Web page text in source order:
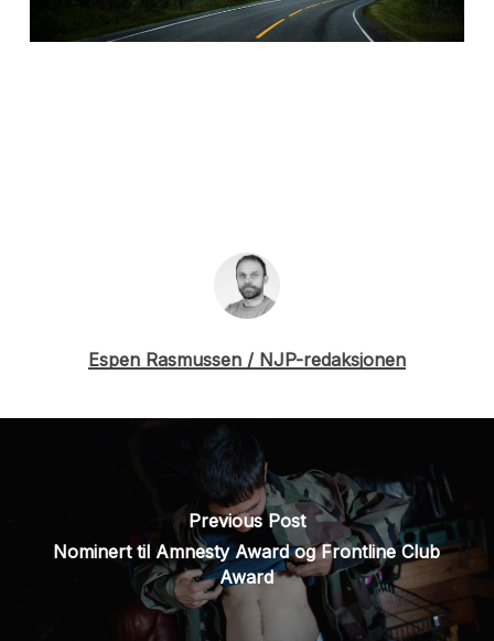
Espen Rasmussen / NJP-redaksjonen
Previous Post
Nominert til Amnesty Award og Frontline Club
Award